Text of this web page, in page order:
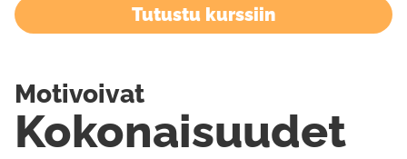
Tutustu kurssiin
Kokonaisuudet
Motivoivat